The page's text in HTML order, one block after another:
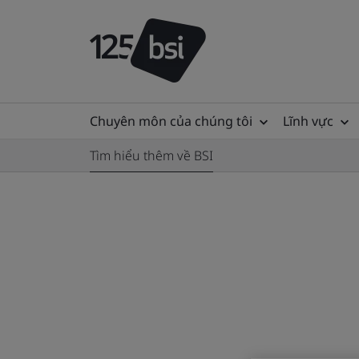
Chuyên môn của chúng tôi Lĩnh vực
Tìm hiểu thêm về BSI